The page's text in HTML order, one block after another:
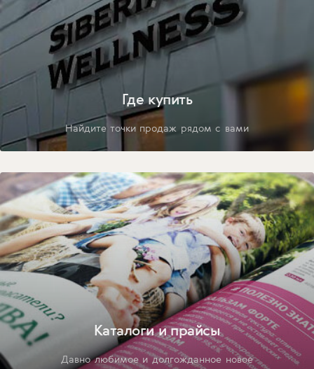
Где купить
Найдите точки продаж рядом с вами
Каталоги и прайсы
Давно любимое и долгожданное новое